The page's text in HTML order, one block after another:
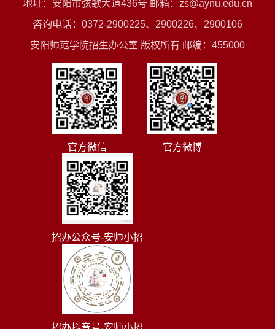
地址：安阳市弦歌大道436号 邮箱：zs@aynu.edu.cn
咨询电话：0372-2900225、2900226、2900106
安阳师范学院招生办公室 版权所有 邮编：455000
官方微信 官方微博
招办公众号-安师小招